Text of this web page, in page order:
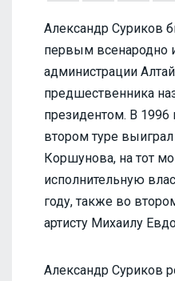
Александр Суриков
первым всенародно
администрации
предшественника
президентом. В 1996
втором туре
Коршунова, на тот
исполнительную
году, также во
артисту Михаилу
Александр Суриков